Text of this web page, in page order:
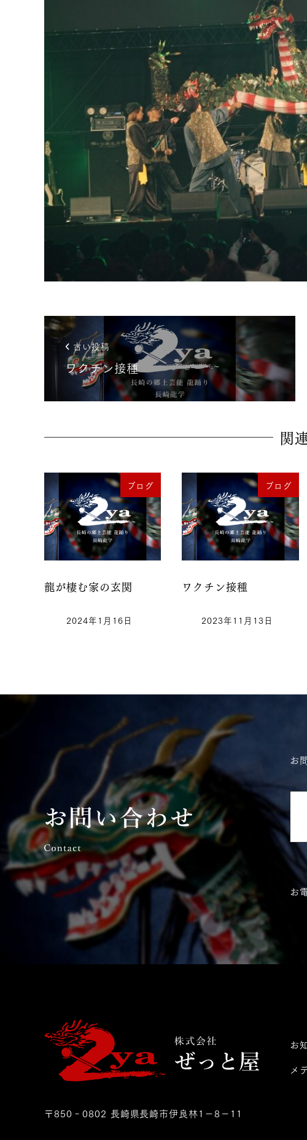
古い投稿
ワクチン接種
関
ブログ
龍が棲む家の玄関
2024年1月16日
ブログ
ワクチン接種
2023年11月13日
お
お
〒850‐0802 長崎県長崎市伊良林1－8－11
お
メ